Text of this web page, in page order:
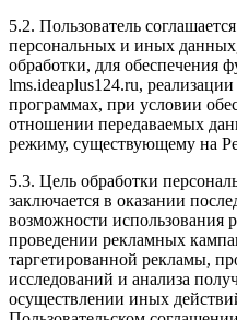
5.2. Пользователь
персональных и иных
обработки, для обеспечения
lms.ideaplus124.ru,
программах, при условии
отношении передаваемых
режиму, существующему на
5.3. Цель обработки
заключается в оказании
возможности использования
проведении рекламных
таргетированной рекламы,
исследований и анализа
осуществлении иных